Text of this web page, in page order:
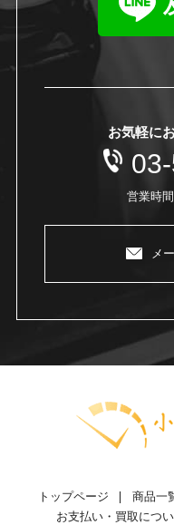
お気軽に
営業時
メ
トップページ 商品一
お支払い・買取につ